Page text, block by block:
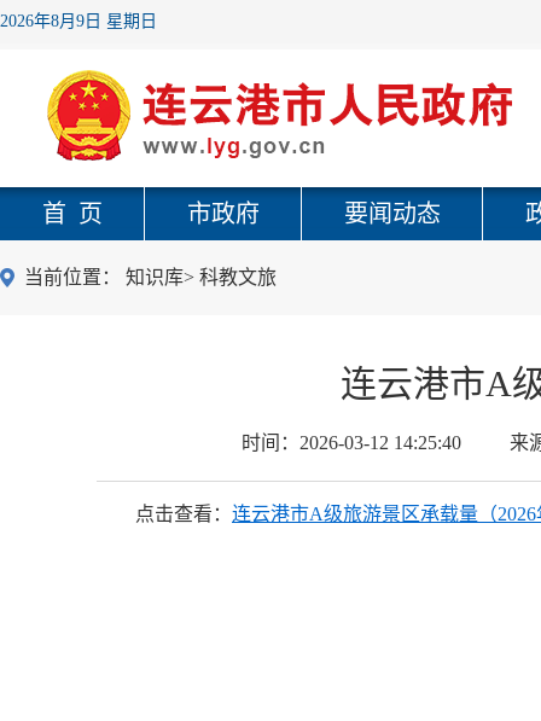
2026年8月9日 星期日
首 页 市政府 要闻动态
当前位置： 知识库> 科教文旅
连云港市A
时间： 2026-03-12 14:25:40 来
点击查看： 连云港市A级旅游景区承载量（2026